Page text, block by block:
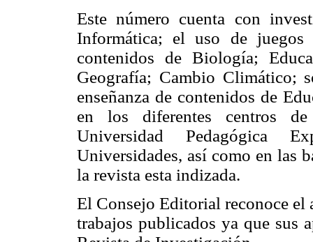
Este número cuenta con
Informática; el uso de juegos
contenidos de Biología;
Geografía; Cambio Climático;
enseñanza de contenidos de
en los diferentes centros
Universidad Pedagógica
Universidades, así como en las
la revista esta indizada.
El Consejo Editorial reconoce el
trabajos publicados ya que sus